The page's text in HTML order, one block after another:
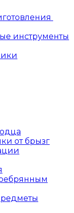
инструменты
от брызг